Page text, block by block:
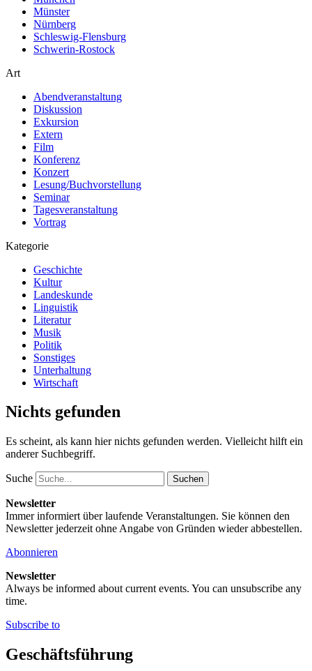
Münster
Nürnberg
Schleswig-Flensburg
Schwerin-Rostock
Art
Abendveranstaltung
Diskussion
Exkursion
Extern
Film
Konferenz
Konzert
Lesung/Buchvorstellung
Seminar
Tagesveranstaltung
Vortrag
Kategorie
Geschichte
Kultur
Landeskunde
Linguistik
Literatur
Musik
Politik
Sonstiges
Unterhaltung
Wirtschaft
Nichts gefunden
Es scheint, als kann hier nichts gefunden werden. Vielleicht hilft ein
anderer Suchbegriff.
Suche
Newsletter
Immer informiert über laufende Veranstaltungen. Sie können den
Newsletter jederzeit ohne Angabe von Gründen wieder abbestellen.
Abonnieren
Newsletter
Always be informed about current events. You can unsubscribe any
time.
Subscribe to
Geschäftsführung